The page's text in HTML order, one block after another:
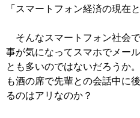
「スマートフォン経済の現在
そんなスマートフォン社会
事が気になってスマホでメー
とも多いのではないだろうか
も酒の席で先輩との会話中に
るのはアリなのか？